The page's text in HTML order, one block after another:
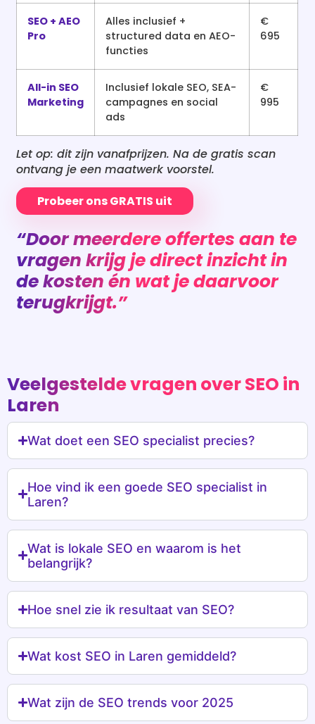
SEO + AEO
Pro
Alles inclusief +
structured data en AEO-
functies
€
695
All-in SEO
Marketing
Inclusief lokale SEO, SEA-
campagnes en social
ads
€
995
Let op: dit zijn vanafprijzen. Na de gratis scan
ontvang je een maatwerk voorstel.
Probeer ons GRATIS uit
“Door meerdere offertes aan te
vragen krijg je direct inzicht in
de kosten én wat je daarvoor
terugkrijgt.”
Veelgestelde vragen over SEO in
Laren
Wat doet een SEO specialist precies?
Hoe vind ik een goede SEO specialist in
Laren?
Wat is lokale SEO en waarom is het
belangrijk?
Hoe snel zie ik resultaat van SEO?
Wat kost SEO in Laren gemiddeld?
Wat zijn de SEO trends voor 2025